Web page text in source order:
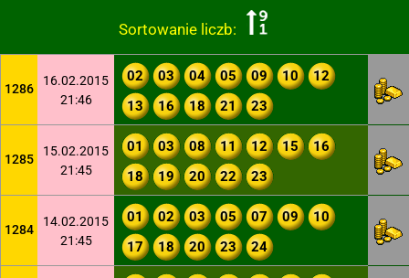
Sortowanie liczb:
1286
16.02.2015
21:46
02 03 04 05 09 10
12
13
16 18 21 23
1285
15.02.2015
21:45
01 03 08 11 12 15
16
18
19 20 22 23
1284
14.02.2015
21:45
01 02 03 05 07 09
10
17
18 20 23 24